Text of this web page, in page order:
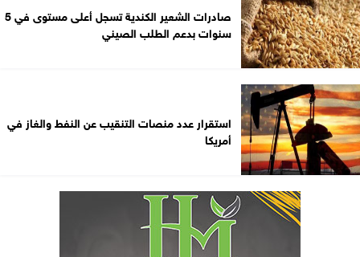
صادرات الشعير الكندية تسجل أعلى مستوى في 5
سنوات بدعم الطلب الصيني
استقرار عدد منصات التنقيب عن النفط والغاز في
أمريكا